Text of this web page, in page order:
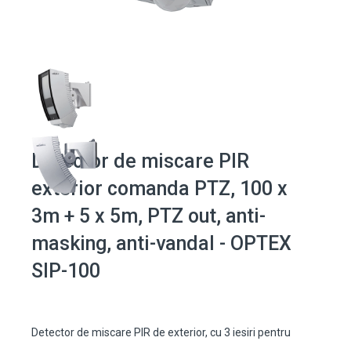
Detector de miscare PIR
exterior comanda PTZ, 100 x
3m + 5 x 5m, PTZ out, anti-
masking, anti-vandal - OPTEX
SIP-100
Detector de miscare PIR de exterior, cu 3 iesiri pentru